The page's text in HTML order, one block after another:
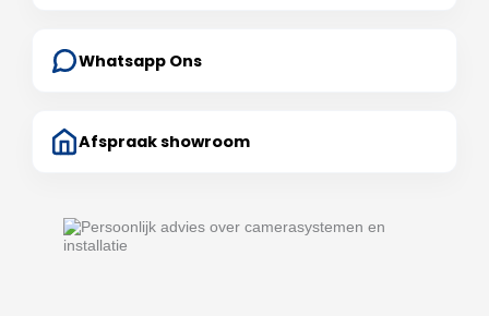
Whatsapp Ons
Afspraak showroom